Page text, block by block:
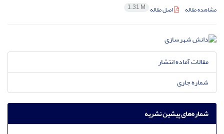
مشاهده مقاله اصل مقاله 1.31 M
مقالات آماده انتشار
شماره جاری
شماره‌های پیشین نشریه